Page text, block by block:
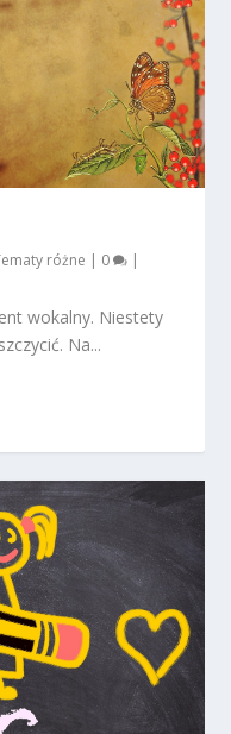
różne | 0 |
wokalny. Niestety
Na...